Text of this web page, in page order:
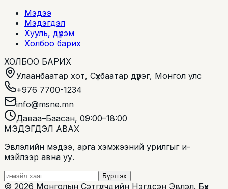
Мэдээ
Мэдэгдэл
Хууль, дүрэм
Холбоо барих
ХОЛБОО БАРИХ
Улаанбаатар хот, Сүхбаатар дүүрэг, Монгол улс
+976 7700-1234
info@msne.mn
Даваа–Баасан, 09:00–18:00
МЭДЭГДЭЛ АВАХ
Эвлэлийн мэдээ, арга хэмжээний урилгыг и-
мэйлээр авна уу.
Бүртгэх
© 2026 Монголын Сэтгүүлчдийн Нэгдсэн Эвлэл. Бүх